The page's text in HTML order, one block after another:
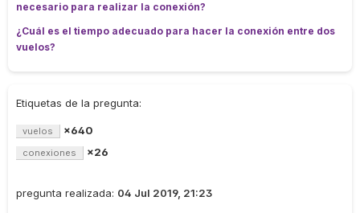
necesario para realizar la conexión?
¿Cuál es el tiempo adecuado para hacer la conexión entre dos
vuelos?
Etiquetas de la pregunta:
vuelos ×640
conexiones ×26
pregunta realizada: 04 Jul 2019, 21:23